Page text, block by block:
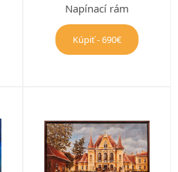
Napínací rám
Kúpiť - 690€